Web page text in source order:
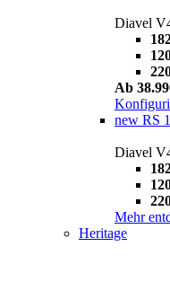
Diavel
Ab
new RS
Diavel
Mehr
Heritage